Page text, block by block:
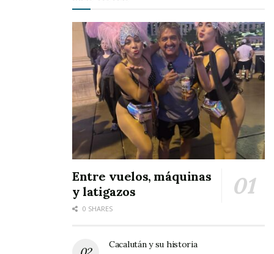
efectos de las quimioterapias, usualmente
indicadas para tratar problemas de cáncer.
En relación a este tema, el presidente
municipal, Pepe Alvarado, informó que
primeramente con la ayuda de Dios y con este
tipo de tratamientos nuevos que se aplican en
clínicas particulares, quienes estén enfermos
podrán salir adelante y tener una mejor calidad
Entre vuelos, máquinas
y latigazos
0 SHARES
Cacalután y su historia